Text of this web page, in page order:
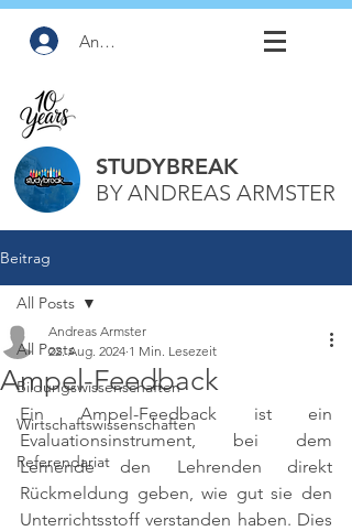
Anmelden
STUDYBREAK
BY ANDREAS ARMSTER
Beitrag
All Posts
Bildungswissenschaften
Wirtschaftswissenschaften
Referendariat
All Posts
Ampel-Feedback
Andreas Armster
22. Aug. 2024 1 Min. Lesezeit
Ein Ampel-Feedback ist ein
Evaluationsinstrument, bei dem
Lernende den Lehrenden direkt
Rückmeldung geben, wie gut sie den
Unterrichtsstoff verstanden haben. Dies